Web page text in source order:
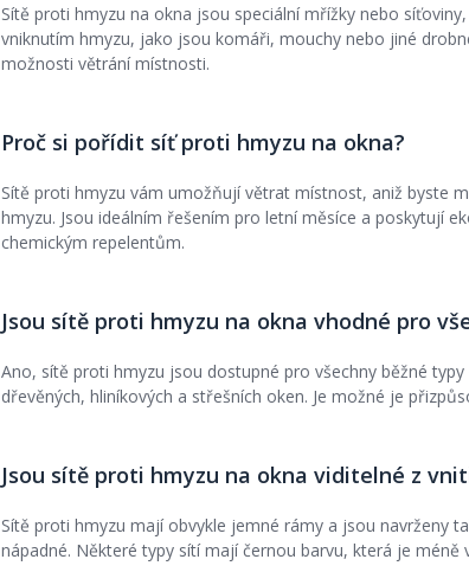
Sítě proti hmyzu na okna jsou speciální mřížky nebo
vniknutím hmyzu, jako jsou komáři, mouchy nebo jiné
možnosti větrání místnosti.
Proč si pořídit síť proti hmyzu na okna?
Sítě proti hmyzu vám umožňují větrat místnost, aniž byste
hmyzu. Jsou ideálním řešením pro letní měsíce a poskytují
chemickým repelentům.
Jsou sítě proti hmyzu na okna vhodné pro
Ano, sítě proti hmyzu jsou dostupné pro všechny běžné
dřevěných, hliníkových a střešních oken. Je možné je
Jsou sítě proti hmyzu na okna viditelné z
Sítě proti hmyzu mají obvykle jemné rámy a jsou navrženy
nápadné. Některé typy sítí mají černou barvu, která je méně